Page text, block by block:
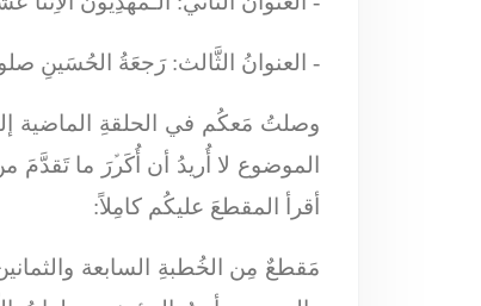
- العنوانُ الثَّالث: رَجعَةُ الحُسَينِ
وصلتُ مَعكُم في الحلقةِ الماضية
الموضوع لا أُريدُ أن أُكَرﱢرَ ما
أقرأ المقطعَ عليكُم كامِلاً:
مَقطعٌ مِن الخُطبةِ السابعة